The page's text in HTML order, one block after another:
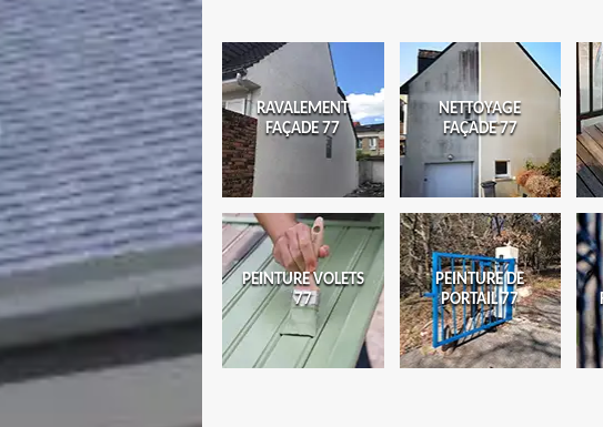
RAVALEMENT
FAÇADE 77
NETTOYAGE
FAÇADE 77
PEINTURE VOLETS
77
PEINTURE DE
PORTAIL 77